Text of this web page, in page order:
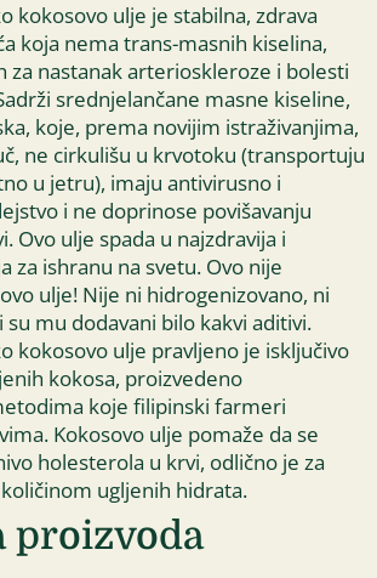
kokosovo ulje je stabilna, zdrava
koja nema trans-masnih kiselina,
za nastanak arterioskleroze i bolesti
srednjelančane masne kiseline,
koje, prema novijim istraživanjima,
ne cirkulišu u krvotoku (transportuju
u jetru), imaju antivirusno i
i ne doprinose povišavanju
Ovo ulje spada u najzdravija i
za ishranu na svetu. Ovo nije
ulje! Nije ni hidrogenizovano, ni
mu dodavani bilo kakvi aditivi.
kokosovo ulje pravljeno je isključivo
kokosa, proizvedeno
koje filipinski farmeri
Kokosovo ulje pomaže da se
holesterola u krvi, odlično je za
ugljenih hidrata.
proizvoda